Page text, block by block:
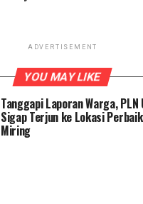
ADVERTISEMENT
YOU MAY LIKE
Tanggapi Laporan Warga, PLN
Sigap Terjun ke Lokasi
Miring